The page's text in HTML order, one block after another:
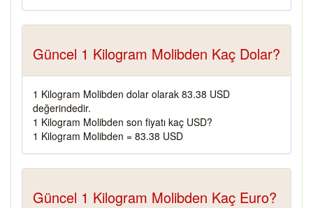
Güncel 1 Kilogram Molibden Kaç Dolar?
1 Kilogram Molibden dolar olarak 83.38 USD
değerindedir.
1 Kilogram Molibden son fiyatı kaç USD?
1 Kilogram Molibden = 83.38 USD
Güncel 1 Kilogram Molibden Kaç Euro?